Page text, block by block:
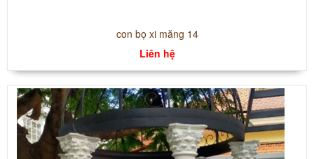
con bọ xi măng 14
Liên hệ